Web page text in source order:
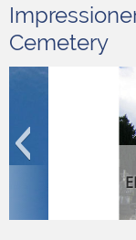
Cemetery